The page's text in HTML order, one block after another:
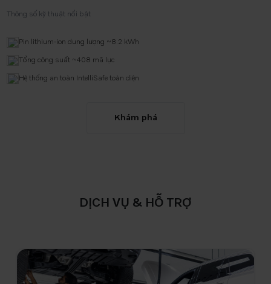
Thông số kỹ thuật nổi bật
Pin lithium-ion dung lượng ~8.2 kWh
Tổng công suất ~408 mã lực
Hệ thống an toàn IntelliSafe toàn diện
Khám phá
DỊCH VỤ & HỖ TRỢ